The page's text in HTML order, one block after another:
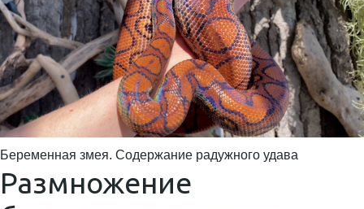
Беременная змея. Содержание радужного удава
Размножение